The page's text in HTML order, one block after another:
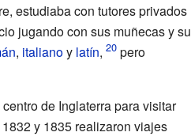
estudiaba con tutores privados
jugando con sus muñecas y su
, italianoy latín,
pero
de Inglaterra para visitar
y 1835 realizaron viajes